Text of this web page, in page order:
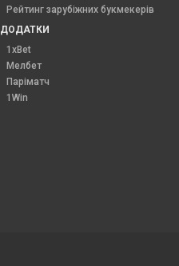
Рейтинг зарубіжних букмекерів
ДОДАТКИ
1xBet
Мелбет
Паріматч
1Win